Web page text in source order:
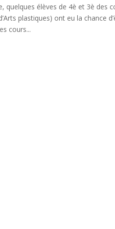
quelques élèves de 4è et 3è des
plastiques) ont eu la chance
cours...